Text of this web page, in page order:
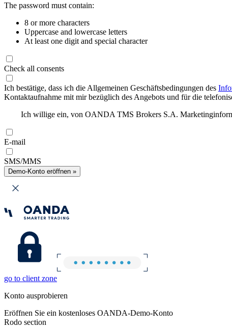
The password must contain:
8 or more characters
Uppercase and lowercase letters
At least one digit and special character
Check all consents
Ich bestätige, dass ich die Allgemeinen Geschäftsbedingungen des
Kontaktaufnahme mit mir bezüglich des Angebots und für die
Ich willige ein, von OANDA TMS Brokers S.A.
E-mail
SMS/MMS
Demo-Konto eröffnen »
go to client zone
Konto ausprobieren
Eröffnen Sie ein kostenloses OANDA-Demo-Konto
Rodo section